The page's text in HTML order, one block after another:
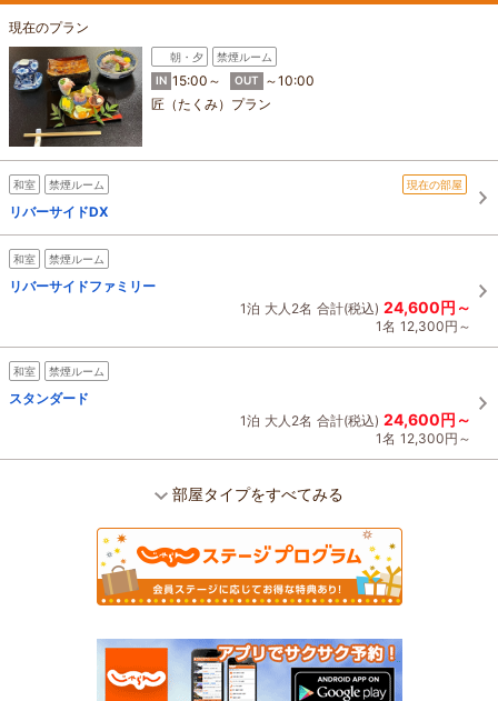
現在のプラン
朝・夕
禁煙ルーム
IN 15:00～ OUT
～10:00
匠（たくみ）プラン
和室 禁煙ルーム 現在の部屋
リバーサイドDX
和室 禁煙ルーム
リバーサイドファミリー
1泊 大人2名 合計(税込) 24,600円～
1名 12,300円～
和室 禁煙ルーム
スタンダード
1泊 大人2名 合計(税込) 24,600円～
1名 12,300円～
部屋タイプをすべてみる